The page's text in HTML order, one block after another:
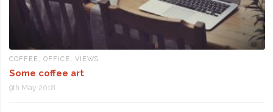
COFFEE , OFFICE , VIEWS
Some coffee art
9th May 2018